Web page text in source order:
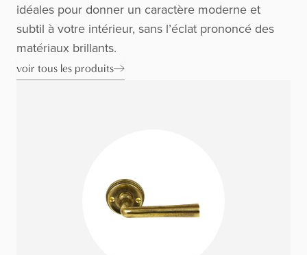
idéales pour donner un caractère moderne et
subtil à votre intérieur, sans l’éclat prononcé des
matériaux brillants.
voir tous les produits